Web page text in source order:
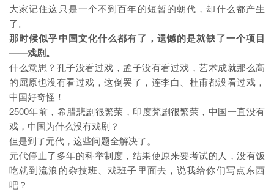
大家记住这只是一个不到百年的短暂的朝代，却什么都产生
了。
那时候似乎中国文化什么都有了，遗憾的是就缺了一个项目
——戏剧。
什么意思？孔子没看过戏，孟子没有看过戏，艺术成就那么高
的屈原也没有看过戏，这倒罢了，连李白、杜甫都没看过戏，
中国好奇怪！
2500年前，希腊悲剧很繁荣，印度梵剧很繁荣，中国一直没有
戏，中国为什么没有戏剧？
但是到了元代，这些问题全解决了。
元代停止了多年的科举制度，结果使原来要考试的人，没有饭
吃就到流浪的杂技班、戏班子里面去，说我给你们写点东西
吧？